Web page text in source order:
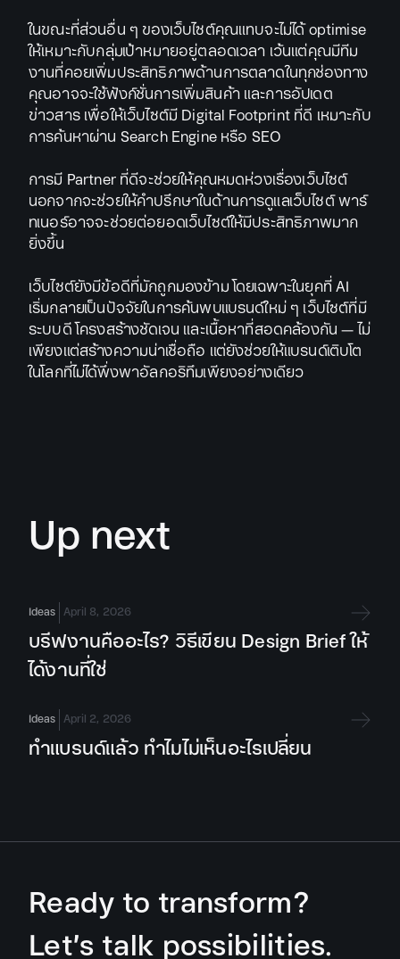
ในขณะที่ส่วนอื่น ๆ ของเว็บไซต์คุณแทบจะไม่ได้ optimise
ให้เหมาะกับกลุ่มเป้าหมายอยู่ตลอดเวลา เว้นแต่คุณมีทีม
งานที่คอยเพิ่มประสิทธิภาพด้านการตลาดในทุกช่องทาง
คุณอาจจะใช้ฟังก์ชั่นการเพิ่มสินค้า และการอัปเดต
ข่าวสาร เพื่อให้เว็บไซต์มี Digital Footprint ที่ดี เหมาะกับ
การค้นหาผ่าน Search Engine หรือ SEO
การมี Partner ที่ดีจะช่วยให้คุณหมดห่วงเรื่องเว็บไซต์
นอกจากจะช่วยให้คำปรึกษาในด้านการดูแลเว็บไซต์ พาร์
ทเนอร์อาจจะช่วยต่อยอดเว็บไซต์ให้มีประสิทธิภาพมาก
ยิ่งขึ้น
เว็บไซต์ยังมีข้อดีที่มักถูกมองข้าม โดยเฉพาะในยุคที่ AI
เริ่มกลายเป็นปัจจัยในการค้นพบแบรนด์ใหม่ ๆ เว็บไซต์ที่มี
ระบบดี โครงสร้างชัดเจน และเนื้อหาที่สอดคล้องกัน — ไม่
เพียงแต่สร้างความน่าเชื่อถือ แต่ยังช่วยให้แบรนด์เติบโต
ในโลกที่ไม่ได้พึ่งพาอัลกอริทึมเพียงอย่างเดียว
Up next
Ideas April 8, 2026
บรีฟงานคืออะไร? วิธีเขียน Design Brief ให้
ได้งานที่ใช่
Ideas April 2, 2026
ทำแบรนด์แล้ว ทำไมไม่เห็นอะไรเปลี่ยน
Ready to transform?
Let’s talk possibilities.